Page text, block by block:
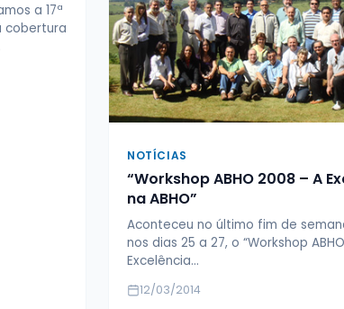
a 17ª
cobertura
NOTÍCIAS
“Workshop ABHO 2008 – A
na ABHO”
Aconteceu no último fim de
nos dias 25 a 27, o “Workshop
Excelência…
12/03/2014